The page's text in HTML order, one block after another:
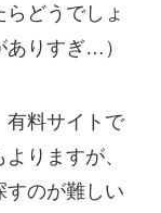
どうでしょ
ありすぎ…）
有料サイトで
りますが、
すのが難しい